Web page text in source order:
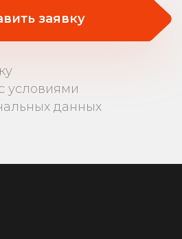
заявку
условиями
данных